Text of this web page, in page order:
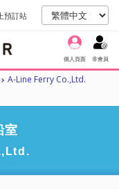
預訂站
個人頁面 非會員
A-Line Ferry Co.,Ltd.
室